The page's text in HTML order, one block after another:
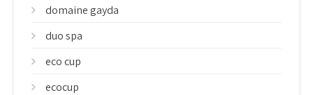
domaine gayda
duo spa
eco cup
ecocup